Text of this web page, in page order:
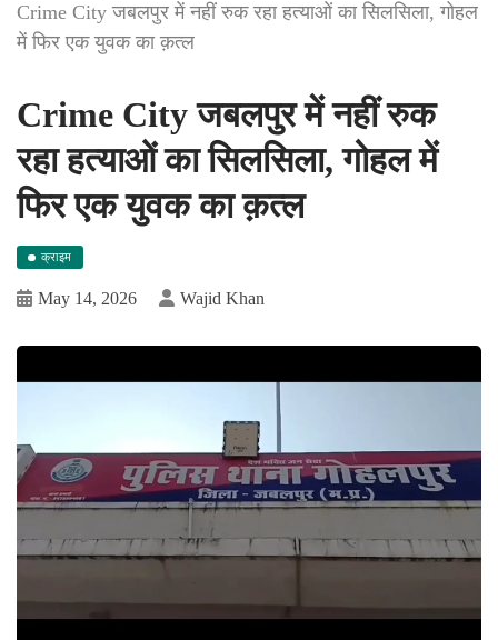
Crime City जबलपुर में नहीं रुक रहा हत्याओं का सिलसिला, गोहल
में फिर एक युवक का क़त्ल
Crime City जबलपुर में नहीं रुक
रहा हत्याओं का सिलसिला, गोहल में
फिर एक युवक का क़त्ल
क्राइम
May 14, 2026 Wajid Khan